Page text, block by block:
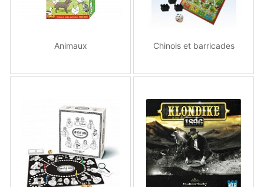
Animaux Chinois et barricades